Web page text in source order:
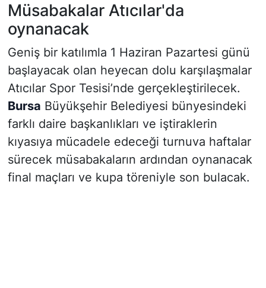
Müsabakalar Atıcılar'da
oynanacak
Geniş bir katılımla 1 Haziran Pazartesi günü
başlayacak olan heyecan dolu karşılaşmalar
Atıcılar Spor Tesisi’nde gerçekleştirilecek.
Bursa Büyükşehir Belediyesi bünyesindeki
farklı daire başkanlıkları ve iştiraklerin
kıyasıya mücadele edeceği turnuva haftalar
sürecek müsabakaların ardından oynanacak
final maçları ve kupa töreniyle son bulacak.